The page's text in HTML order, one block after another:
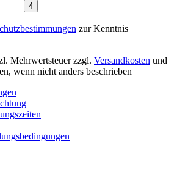
4
zur Kenntnis
Mehrwertsteuer zzgl. Versandkosten und
wenn nicht anders beschrieben